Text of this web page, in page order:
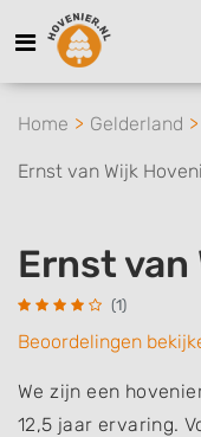
Home Gelderland
Ernst van Wijk
Ernst van
(1)
Beoordelingen
We zijn een
12,5 jaar ervaring.